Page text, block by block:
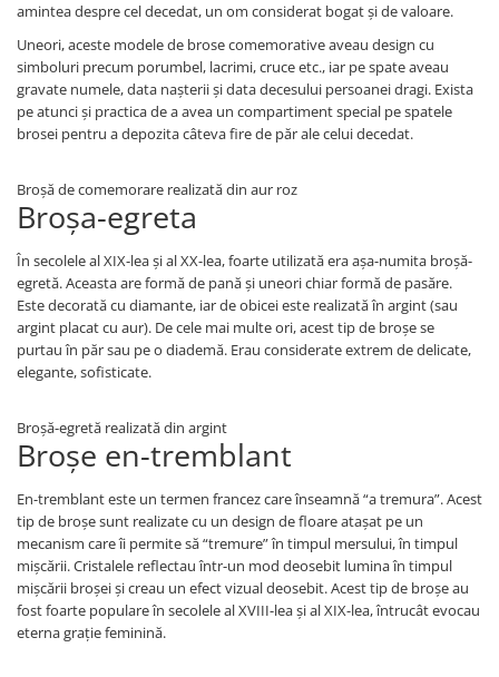
amintea despre cel decedat, un om considerat bogat și de valoare.
Uneori, aceste modele de brose comemorative aveau design cu
simboluri precum porumbel, lacrimi, cruce etc., iar pe spate aveau
gravate numele, data nașterii și data decesului persoanei dragi. Exista
pe atunci și practica de a avea un compartiment special pe spatele
brosei pentru a depozita câteva fire de păr ale celui decedat.
Broșă de comemorare realizată din aur roz
Broșa-egreta
În secolele al XIX-lea și al XX-lea, foarte utilizată era așa-numita broșă-
egretă. Aceasta are formă de pană și uneori chiar formă de pasăre.
Este decorată cu diamante, iar de obicei este realizată în argint (sau
argint placat cu aur). De cele mai multe ori, acest tip de broșe se
purtau în păr sau pe o diademă. Erau considerate extrem de delicate,
elegante, sofisticate.
Broșă-egretă realizată din argint
Broșe en-tremblant
En-tremblant este un termen francez care înseamnă “a tremura”. Acest
tip de broșe sunt realizate cu un design de floare atașat pe un
mecanism care îi permite să “tremure” în timpul mersului, în timpul
mișcării. Cristalele reflectau într-un mod deosebit lumina în timpul
mișcării broșei și creau un efect vizual deosebit. Acest tip de broșe au
fost foarte populare în secolele al XVIII-lea și al XIX-lea, întrucât evocau
eterna grație feminină.